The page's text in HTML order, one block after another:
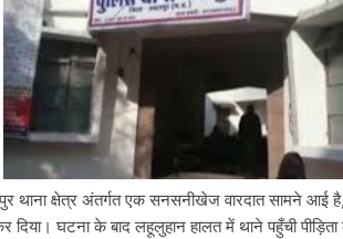
थाना क्षेत्र अंतर्गत एक सनसनीखेज वारदात सामने आई
घटना के बाद लहूलुहान हालत में थाने पहुँची पीड़िता